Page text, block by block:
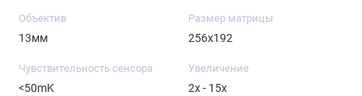
Объектив
13мм
Размер матрицы
256x192
Чувствительность сенсора
<50mK
Увеличение
2x - 15x